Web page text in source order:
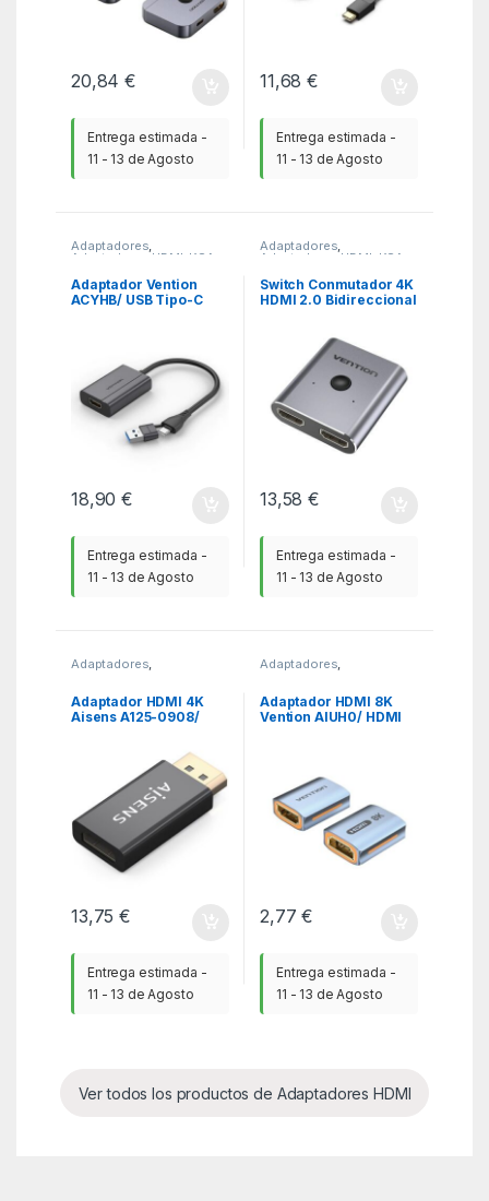
20,84€
Entrega estimada -
11 - 13 de Agosto
11,68€
Entrega estimada -
11 - 13 de Agosto
Adaptadores,
Adaptadores HDMI KSA
Adaptador Vention
ACYHB/ USB Tipo-C
18,90€
Entrega estimada -
11 - 13 de Agosto
Adaptadores,
Adaptadores HDMI KSA
Switch Conmutador 4K
HDMI 2.0 Bidireccional
13,58€
Entrega estimada -
11 - 13 de Agosto
Adaptadores
Adaptadores HDMI
Adaptador HDMI 4K
Aisens A125-0908/
13,75€
Entrega estimada -
11 - 13 de Agosto
Adaptadores
Adaptadores HDMI
Adaptador HDMI 8K
Vention AIUH0/ HDMI
2,77€
Entrega estimada -
11 - 13 de Agosto
Ver todos los productos de Adaptadores HDMI